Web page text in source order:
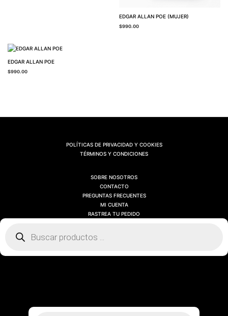
EDGAR ALLAN POE (MUJER)
$990.00
EDGAR ALLAN POE
$990.00
POLÍTICAS DE PRIVACIDAD Y COOKIES
TÉRMINOS Y CONDICIONES
SOBRE NOSOTROS
CONTACTO
PREGUNTAS FRECUENTES
MI CUENTA
RASTREA TU PEDIDO
Búsqueda
Búsqueda